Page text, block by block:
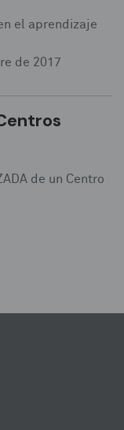
el aprendizaje
de 2017
de un Centro